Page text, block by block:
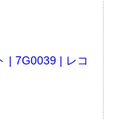
| 7G0039 | レコ